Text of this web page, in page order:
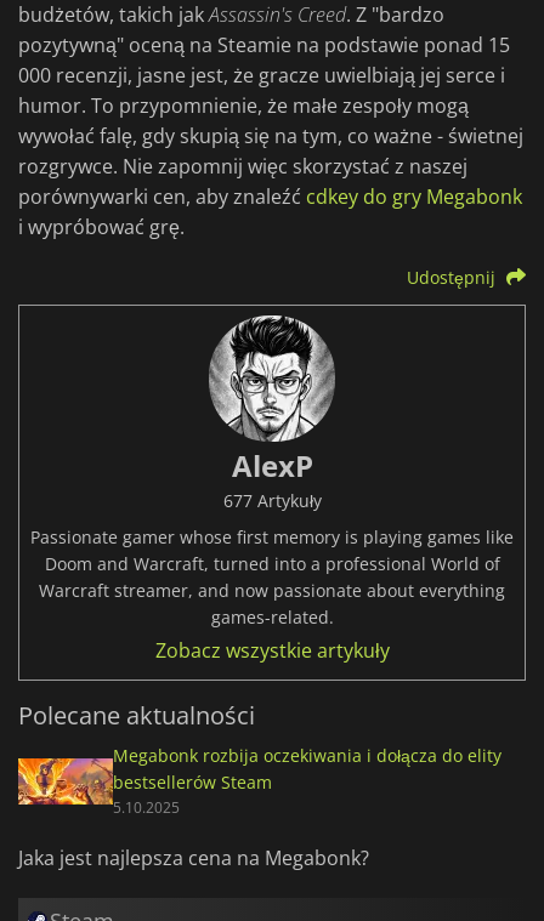
budżetów, takich jakAssassin's Creed. Z "bardzo
pozytywną" oceną na Steamie na podstawie ponad 15
000 recenzji, jasne jest, że gracze uwielbiają jej serce i
humor. To przypomnienie, że małe zespoły mogą
wywołać falę, gdy skupią się na tym, co ważne - świetnej
rozgrywce. Nie zapomnij więc skorzystać z naszej
porównywarki cen, aby znaleźć cdkey do gry Megabonk
i wypróbować grę.
Udostępnij
AlexP
677 Artykuły
Passionate gamer whose first memory is playing games like
Doom and Warcraft, turned into a professional World of
Warcraft streamer, and now passionate about everything
games-related.
Zobacz wszystkie artykuły
Polecane aktualności
Megabonk rozbija oczekiwania i dołącza do elity
bestsellerów Steam
5.10.2025
Jaka jest najlepsza cena na Megabonk?